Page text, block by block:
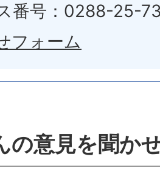
番号：0288-25-
フォーム
の意見を聞か